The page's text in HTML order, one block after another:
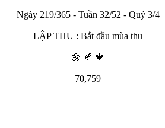
Ngày 219/365 - Tuần 32/52 - Quý 3/4
LẬP THU : Bắt đầu mùa thu
🌼 🍂 🍁
70,759